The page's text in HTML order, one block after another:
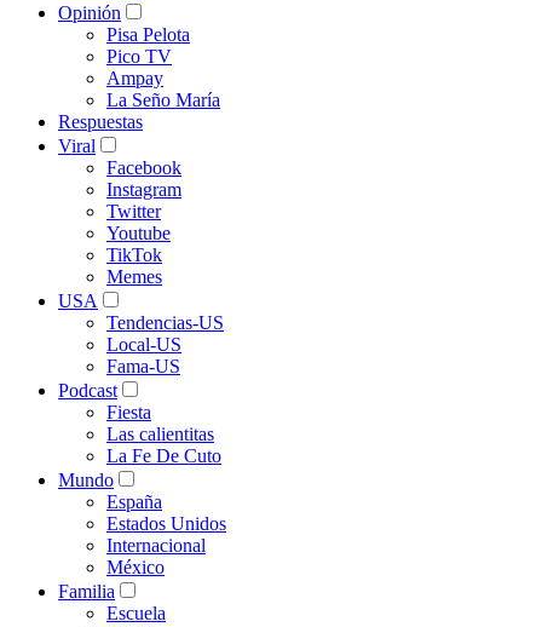
Opinión
Pisa Pelota
Pico TV
Ampay
La Seño María
Respuestas
Viral
Facebook
Instagram
Twitter
Youtube
TikTok
Memes
USA
Tendencias-US
Local-US
Fama-US
Podcast
Fiesta
Las calientitas
La Fe De Cuto
Mundo
España
Estados Unidos
Internacional
México
Familia
Escuela